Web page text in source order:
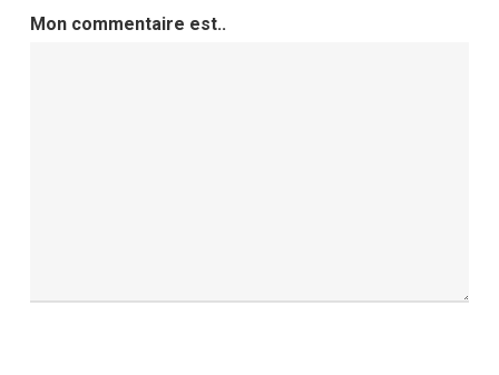
Mon commentaire est..